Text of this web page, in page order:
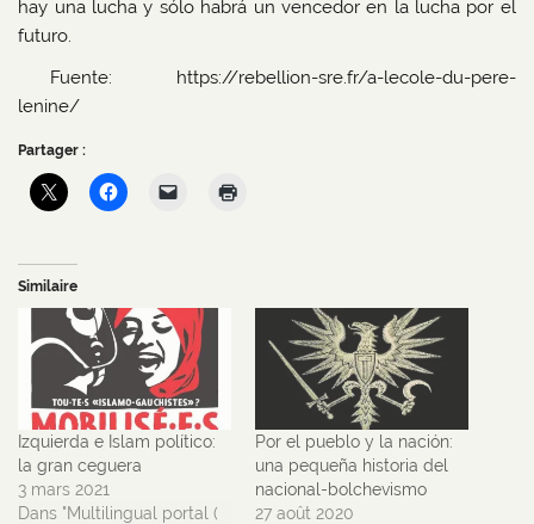
hay una lucha y sólo habrá un vencedor en la lucha por el
futuro.
Fuente: https://rebellion-sre.fr/a-lecole-du-pere-
lenine/
Partager :
Similaire
Izquierda e Islam político:
la gran ceguera
3 mars 2021
Dans "Multilingual portal (
Por el pueblo y la nación:
una pequeña historia del
nacional-bolchevismo
27 août 2020